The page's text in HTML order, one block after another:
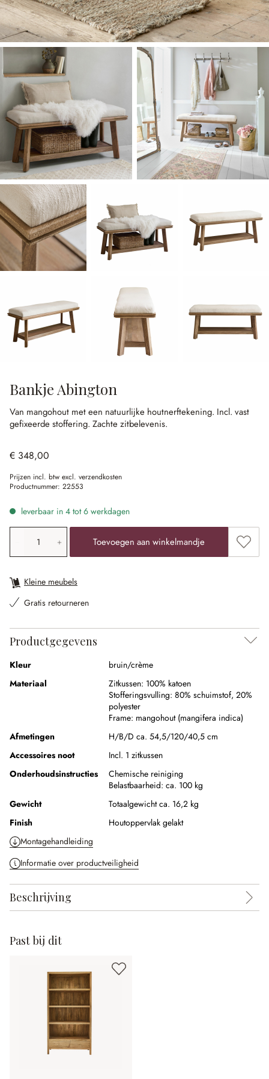
Bankje Abington
Van mangohout met een natuurlijke houtnerftekening. Incl. vast
gefixeerde stoffering. Zachte zitbelevenis.
€ 348,00
Prijzen incl. btw excl. verzendkosten
Productnummer: 22553
leverbaar in 4 tot 6 werkdagen
Producthoeveelheid: voer de gewenste waarde in of
Toevoegen aan winkelmandje
Kleine meubels
Gratis retourneren
Productgegevens
Kleur
bruin/crème
Materiaal
Zitkussen: 100% katoen
Stofferingsvulling: 80% schuimstof, 20%
polyester
Frame: mangohout (mangifera indica)
Afmetingen
H/B/D ca. 54,5/120/40,5 cm
Accessoires noot
Incl. 1 zitkussen
Onderhoudsinstructies
Chemische reiniging
Belastbaarheid: ca. 100 kg
Gewicht
Totaalgewicht ca. 16,2 kg
Finish
Houtoppervlak gelakt
Montagehandleiding
Informatie over productveiligheid
Beschrijving
Past bij dit